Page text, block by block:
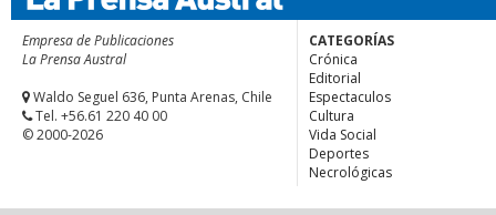
Empresa de Publicaciones
La Prensa Austral
Waldo Seguel 636, Punta Arenas, Chile
Tel. +56.61 220 40 00
© 2000-2026
CATEGORÍAS
Crónica
Editorial
Espectaculos
Cultura
Vida Social
Deportes
Necrológicas